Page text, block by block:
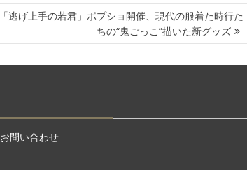
「逃げ上手の若君」ポプショ開催、現代の服着た時行た
ちの“鬼ごっこ”描いた新グッズ
お問い合わせ